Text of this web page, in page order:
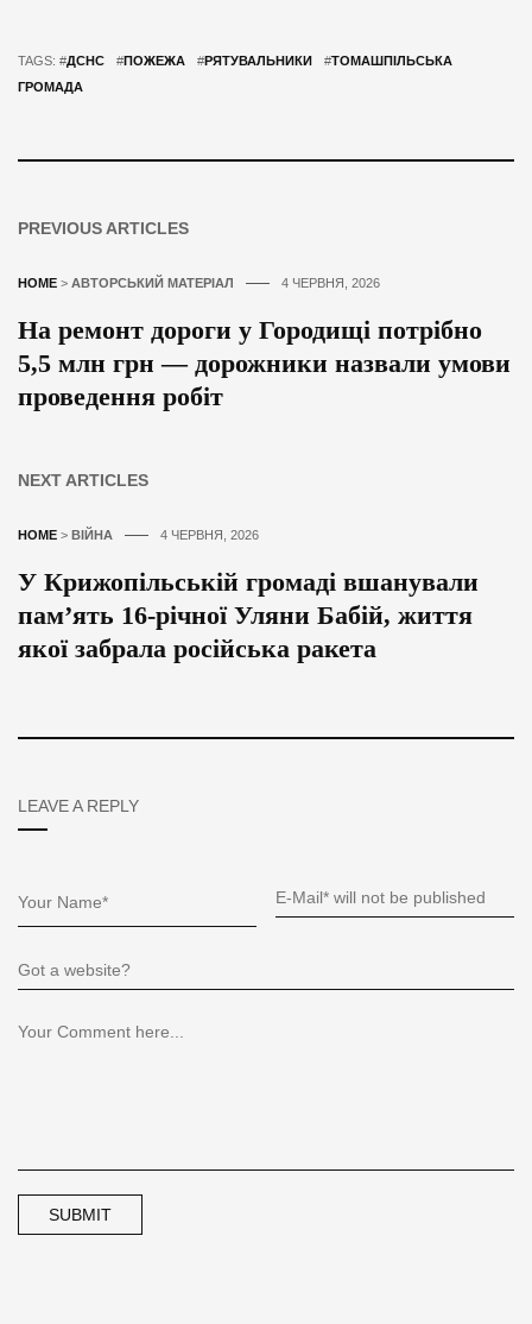
TAGS: #ДСНС #ПОЖЕЖА #РЯТУВАЛЬНИКИ #ТОМАШПІЛЬСЬКА
ГРОМАДА
PREVIOUS ARTICLES
HOME > АВТОРСЬКИЙ МАТЕРІАЛ 4 ЧЕРВНЯ, 2026
На ремонт дороги у Городищі потрібно
5,5 млн грн — дорожники назвали умови
проведення робіт
NEXT ARTICLES
HOME > ВІЙНА 4 ЧЕРВНЯ, 2026
У Крижопільській громаді вшанували
пам’ять 16-річної Уляни Бабій, життя
якої забрала російська ракета
LEAVE A REPLY